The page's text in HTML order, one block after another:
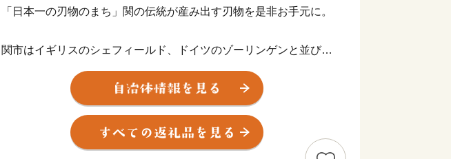
「日本一の刃物のまち」関の伝統が産み出す刃物を是非お手元に。
関市はイギリスのシェフィールド、ドイツのゾーリンゲンと並び、
世界三大刃物産地に数えられ、「MADE IN SEKI」は世界に認めら
れているブランドです。
その歴史は700余年も昔、関の地が、日本刀の産地として隆盛を極
めたことに始まり、刀鍛冶の技術は、刃物づくりに受け継がれ、関
市は現在も、包丁、ナイフ、ハサミ、ツメキリなど刃物製品出荷額